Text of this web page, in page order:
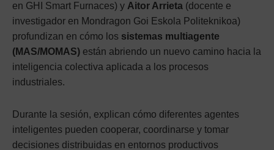
en GHI Smart Furnaces) y Aitor Arrieta (docente e
investigador en Mondragon Goi Eskola Politeknikoa)
profundizan en cómo los sistemas multiagente
(MAS/MOMAS) están abriendo un nuevo camino hacia la
inteligencia colectiva aplicada a los procesos
industriales.
Durante la sesión, explican cómo diferentes agentes
inteligentes pueden cooperar, coordinarse y tomar
decisiones distribuidas en entornos productivos